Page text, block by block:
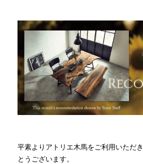
WEBカタログ
全商品一覧
納品事例
平素よりアトリエ木馬をご利用いただ
とうございます。